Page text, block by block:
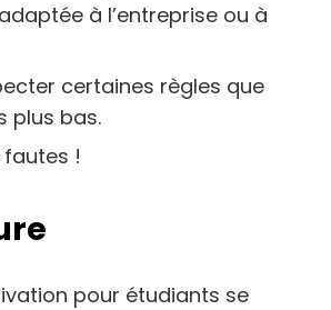
à l’entreprise ou à
certaines règles que
plus bas.
fautes !
pour étudiants se